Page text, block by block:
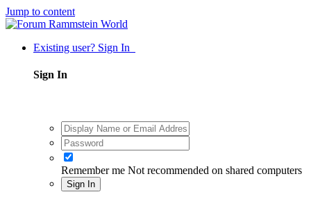
Jump to content
Existing user? Sign In
Sign In
Remember me Not recommended on shared computers
Sign In